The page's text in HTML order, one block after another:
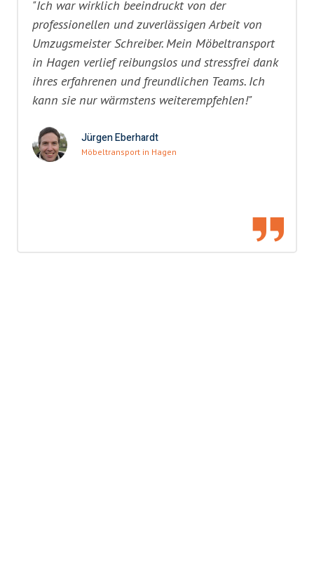
"Ich war wirklich beeindruckt von der
professionellen und zuverlässigen Arbeit von
Umzugsmeister Schreiber. Mein Möbeltransport
in Hagen verlief reibungslos und stressfrei dank
ihres erfahrenen und freundlichen Teams. Ich
kann sie nur wärmstens weiterempfehlen!"
Jürgen Eberhardt
Möbeltransport in Hagen